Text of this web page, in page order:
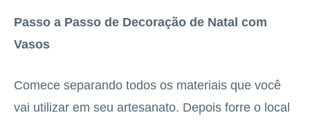
Passo a Passo de Decoração de Natal com
Vasos
Comece separando todos os materiais que você
vai utilizar em seu artesanato. Depois forre o local